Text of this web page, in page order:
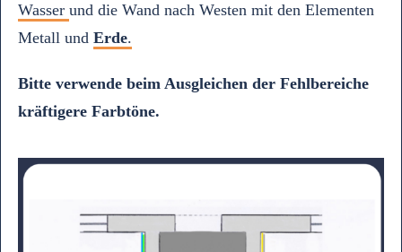
Wasser und die Wand nach Westen mit den Elementen
Metall und Erde.
Bitte verwende beim Ausgleichen der Fehlbereiche
kräftigere Farbtöne.